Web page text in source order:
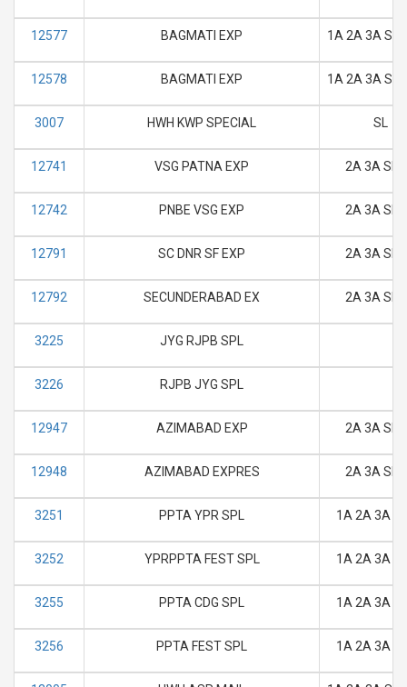
12577 BAGMATI EXP 1A 2A 3A SL
12578 BAGMATI EXP 1A 2A 3A SL
3007 HWH KWP SPECIAL SL
12741 VSG PATNA EXP 2A 3A SL
12742 PNBE VSG EXP 2A 3A SL
12791 SC DNR SF EXP 2A 3A SL
12792 SECUNDERABAD EX 2A 3A SL
3225 JYG RJPB SPL
3226 RJPB JYG SPL
12947 AZIMABAD EXP 2A 3A SL
12948 AZIMABAD EXPRES 2A 3A SL
3251 PPTA YPR SPL 1A 2A 3A
3252 YPRPPTA FEST SPL 1A 2A 3A
3255 PPTA CDG SPL 1A 2A 3A
3256 PPTA FEST SPL 1A 2A 3A